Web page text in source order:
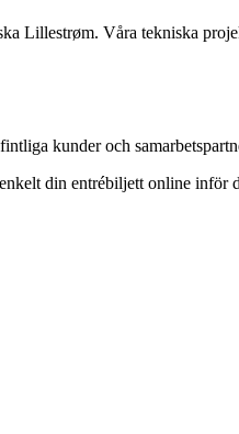
Lillestrøm. Våra tekniska
kunder och
din entrébiljett online inför